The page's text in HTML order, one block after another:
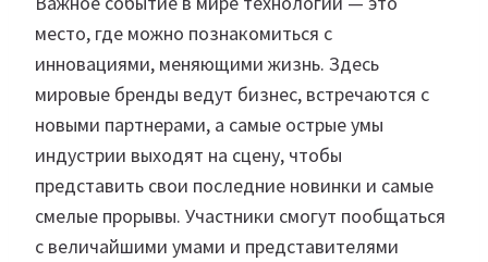
место, где можно познакомиться с
инновациями, меняющими жизнь. Здесь
мировые бренды ведут бизнес, встречаются с
новыми партнерами, а самые острые умы
индустрии выходят на сцену, чтобы
представить свои последние новинки и самые
смелые прорывы. Участники смогут пообщаться
с величайшими умами и представителями